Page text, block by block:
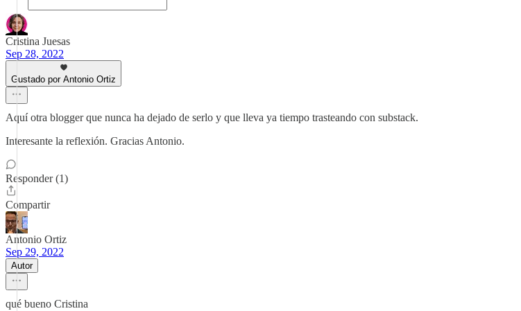
Cristina Juesas
Sep 28, 2022
Gustado por Antonio Ortiz
Aquí otra blogger que nunca ha dejado de serlo y que lleva ya tiempo trasteando con substack.
Interesante la reflexión. Gracias Antonio.
Responder (1)
Compartir
Antonio Ortiz
Sep 29, 2022
Autor
qué bueno Cristina